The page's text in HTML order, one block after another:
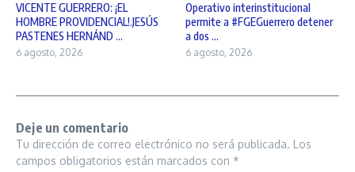
VICENTE GUERRERO: ¡EL
HOMBRE PROVIDENCIAL!.JESÚS
PASTENES HERNÁND ...
6 agosto, 2026
Operativo interinstitucional
permite a #FGEGuerrero detener
a dos ...
6 agosto, 2026
Deje un comentario
Tu dirección de correo electrónico no será publicada. Los
campos obligatorios están marcados con *